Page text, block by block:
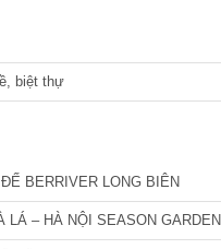
biệt thự
BERRIVER LONG BIÊN
LÁ – HÀ NỘI SEASON GARDEN